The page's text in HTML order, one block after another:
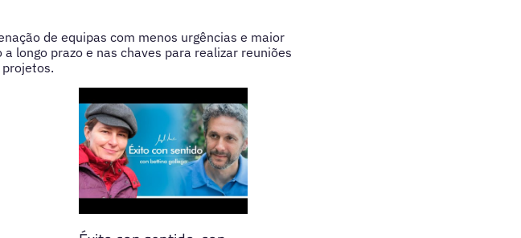
de equipas com menos urgências e maior
longo prazo e nas chaves para realizar reuniões